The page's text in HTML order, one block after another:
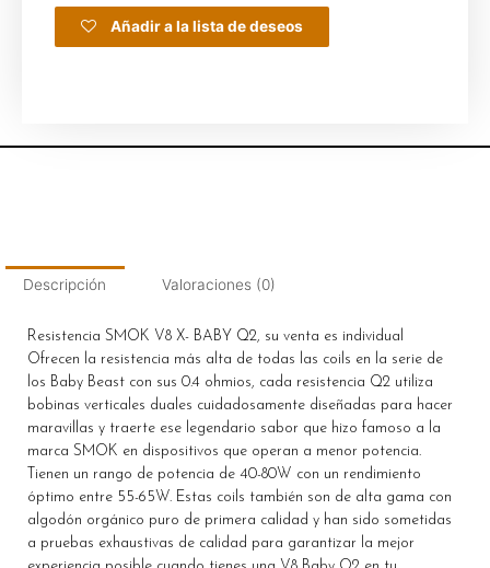
Añadir a la lista de deseos
Descripción Valoraciones (0)
Resistencia SMOK V8 X- BABY Q2, su venta es individual
Ofrecen la resistencia más alta de todas las coils en la serie de
los Baby Beast con sus 0.4 ohmios, cada resistencia Q2 utiliza
bobinas verticales duales cuidadosamente diseñadas para hacer
maravillas y traerte ese legendario sabor que hizo famoso a la
marca SMOK en dispositivos que operan a menor potencia.
Tienen un rango de potencia de 40-80W con un rendimiento
óptimo entre 55-65W. Estas coils también son de alta gama con
algodón orgánico puro de primera calidad y han sido sometidas
a pruebas exhaustivas de calidad para garantizar la mejor